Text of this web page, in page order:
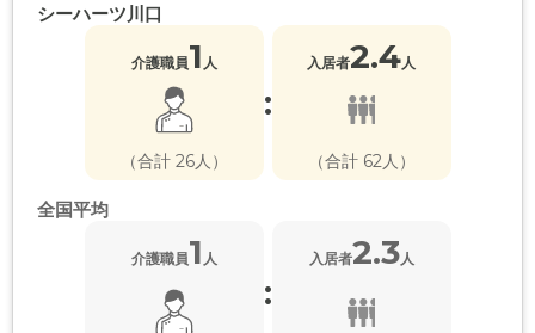
シーハーツ川口
介護職員1 人
（合計 26人）
:
入居者2.4 人
（合計 62人）
全国平均
介護職員1 人
:
入居者2.3人